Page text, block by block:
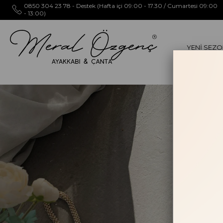
0850 304 23 78 - Destek (Hafta içi 09:00 - 17.30 / Cumartesi 09:00
- 13:00)
YENİ